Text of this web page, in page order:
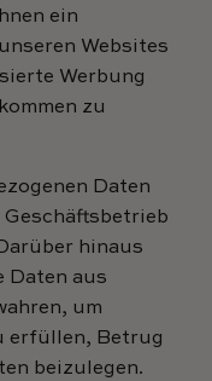
ein
Websites
Werbung
zu
Daten
hinaus
Daten aus
um
erfüllen, Betrug
beizulegen.